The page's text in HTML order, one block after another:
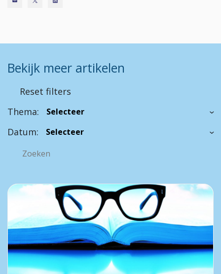
Bekijk meer artikelen
Reset filters
Thema:
Datum: